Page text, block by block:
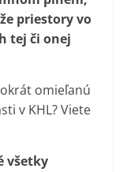
priestory vo
tej či onej
omieľanú
v KHL? Viete
všetky